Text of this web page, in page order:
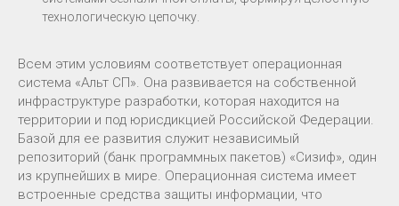
технологическую цепочку.
Всем этим условиям соответствует операционная
система «Альт СП». Она развивается на собственной
инфраструктуре разработки, которая находится на
территории и под юрисдикцией Российской Федерации.
Базой для ее развития служит независимый
репозиторий (банк программных пакетов) «Сизиф», один
из крупнейших в мире. Операционная система имеет
встроенные средства защиты информации, что